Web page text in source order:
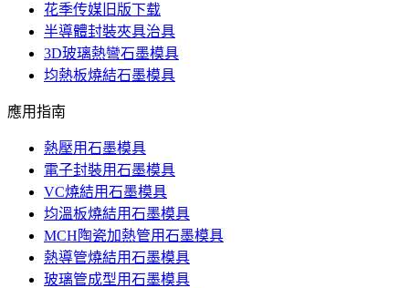
花季传媒旧版下载
半導體封裝夾具治具
3D玻璃熱彎石墨模具
均熱板燒結石墨模具
應用指南
熱壓用石墨模具
電子封裝用石墨模具
VC燒結用石墨模具
均溫板燒結用石墨模具
MCH陶瓷加熱管用石墨模具
熱導管燒結用石墨模具
玻璃管成型用石墨模具